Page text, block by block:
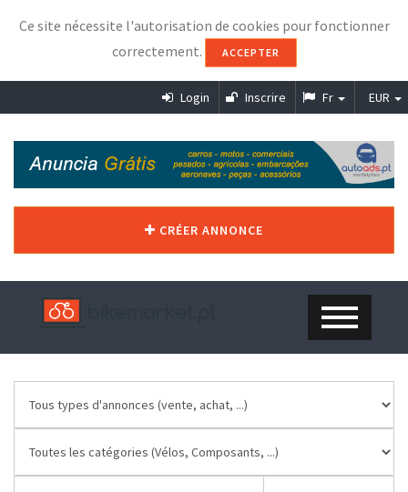
Ce site nécessite l'autorisation de cookies pour fonctionner
correctement.
ACCEPTER
Login Inscrire Fr EUR
CRÉER ANNONCE